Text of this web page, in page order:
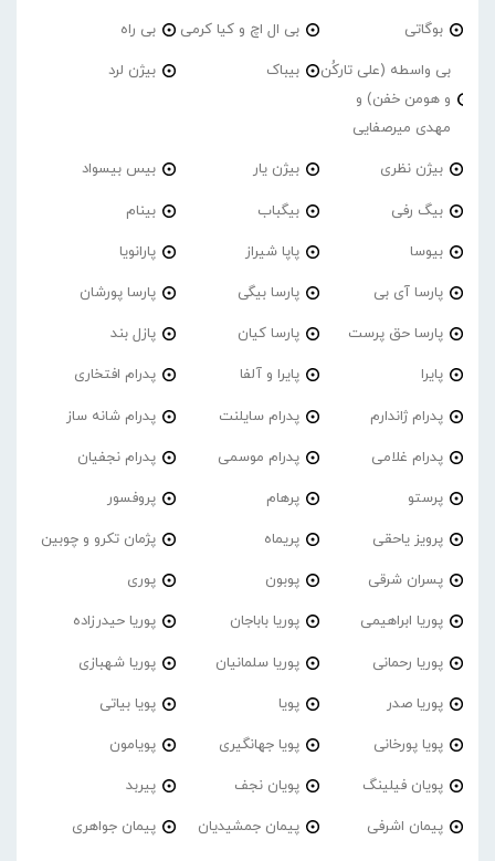
بوگاتی بی ال اچ و کیا کرمی بی راه
بی واسطه (علی تارکُن
و هومن خفن) و
مهدی میرصفایی
بیباک بیژن لرد
بیژن نظری بیژن یار بیس بیسواد
بیگ رفی بیگباب بینام
بیوسا پاپا شیراز پارانویا
پارسا آی بی پارسا بیگی پارسا پورشان
پارسا حق پرست پارسا کیان پازل بند
پایرا پایرا و آلفا پدرام افتخاری
پدرام ژاندارم پدرام‌ سایلنت پدرام شانه ساز
پدرام غلامی پدرام موسمی پدرام نجفیان
پرستو پرهام پروفسور
پرویز یاحقی پریماه پژمان تکرو و چوبین
پسران شرقی پوبون پوری
پوریا ابراهیمی پوریا باباجان پوریا حیدرزاده
پوریا رحمانی پوریا سلمانیان پوریا شهبازی
پوریا صدر پویا پویا بیاتی
پویا پورخانی پویا جهانگیری پویامون
پویان فیلینگ پویان نجف پیربد
پیمان اشرفی پیمان جمشیدیان پیمان جواهری